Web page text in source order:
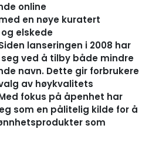
online
en nøye kuratert
elskede
lanseringen i 2008 har
ved å tilby både mindre
navn. Dette gir forbrukere
av høykvalitets
fokus på åpenhet har
som en pålitelig kilde for å
som